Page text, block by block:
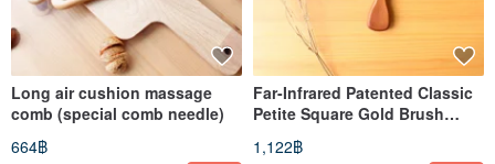
Long air cushion massage
comb (special comb needle)
664฿
Far-Infrared Patented Classic
Petite Square Gold Brush
(Includes Storage Pouch)
1,122฿